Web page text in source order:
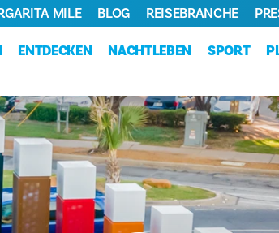
ENTDECKEN NACHTLEBEN SPORT
MILE BLOG REISEBRANCHE